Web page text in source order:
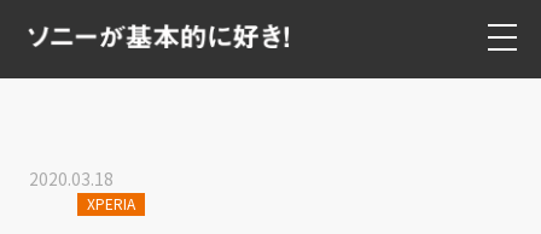
2020.03.18
XPERIA